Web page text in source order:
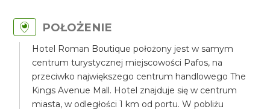
POŁOŻENIE
Hotel Roman Boutique położony jest w samym
centrum turystycznej miejscowości Pafos, na
przeciwko największego centrum handlowego The
Kings Avenue Mall. Hotel znajduje się w centrum
miasta, w odległości 1 km od portu. W pobliżu